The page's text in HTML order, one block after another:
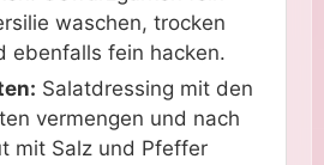
waschen, trocken
ebenfalls fein hacken.
Salatdressing mit den
vermengen und nach
mit Salz und Pfeffer